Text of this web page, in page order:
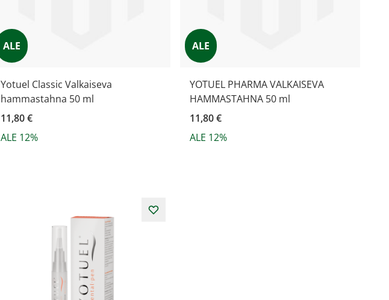
ALE
Yotuel Classic Valkaiseva
hammastahna 50 ml
11,80 €
ALE 12%
ALE
YOTUEL PHARMA VALKAISEVA
HAMMASTAHNA 50 ml
11,80 €
ALE 12%